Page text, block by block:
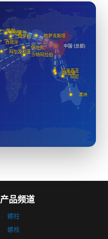
中国 (总部)
马来西亚
印尼
澳洲
新加坡
哈萨克斯坦
伊拉克
沙特阿拉伯
匈牙利
波兰
德国
英国
西班牙
阿尔及利亚
产品频道
螺柱
螺栓